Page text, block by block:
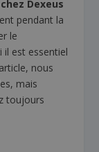
Dexeus
pendant la
le
il est essentiel
nous
mais
toujours